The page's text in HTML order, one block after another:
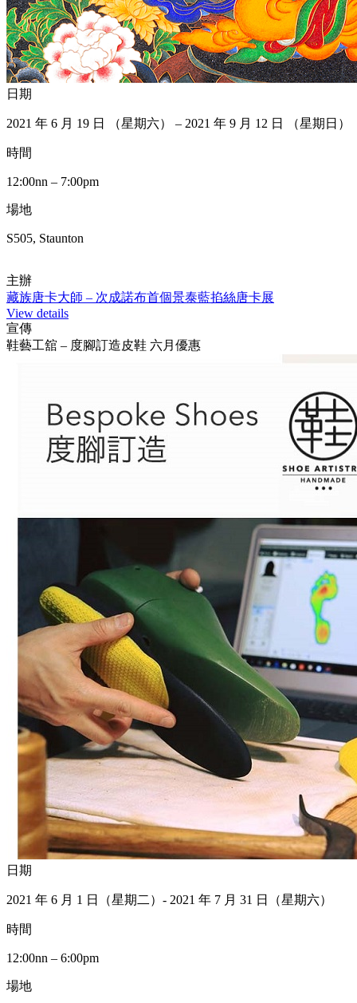
日期
2021 年 6 月 19 日 （星期六） – 2021 年 9 月 12 日 （星期日）
時間
12:00nn – 7:00pm
場地
S505, Staunton
主辦
藏族唐卡大師 – 次成諾布首個景泰藍掐絲唐卡展
View details
宣傳
鞋藝工舘 – 度腳訂造皮鞋 六月優惠
日期
2021 年 6 月 1 日（星期二）- 2021 年 7 月 31 日（星期六）
時間
12:00nn – 6:00pm
場地